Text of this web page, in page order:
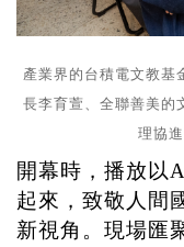
產業界的台積電文教基
長李育萱、全聯善美的
理協進
開幕時 ，播放以
起來，致敬人間
新視角。現場匯